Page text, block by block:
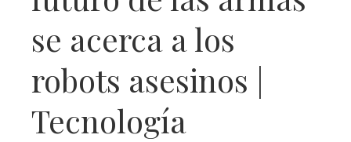
se acerca a los
robots asesinos |
Tecnología